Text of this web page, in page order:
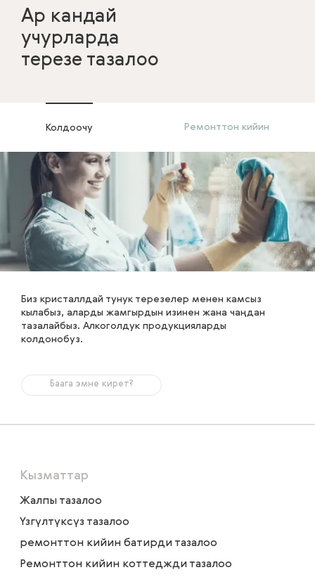
Ар кандай
учурларда
терезе тазалоо
Колдоочу Ремонттон кийин
Биз кристаллдай тунук терезелер менен камсыз
кылабыз, аларды жамгырдын изинен жана чаңдан
тазалайбыз. Алкоголдук продукцияларды
колдонобуз.
Баага эмне кирет?
Кызматтар
Жалпы тазалоо
Үзгүлтүксүз тазалоо
ремонттон кийин батирди тазалоо
Ремонттон кийин коттеджди тазалоо